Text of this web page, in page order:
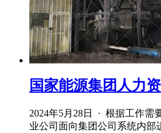
国家能源集团人力
2024年5月28日 · 根据工作需
业公司面向集团公司系统内部